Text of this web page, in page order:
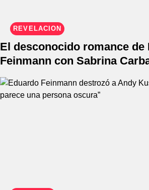
REVELACIÓN
El desconocido romance de
Feinmann con Sabrina